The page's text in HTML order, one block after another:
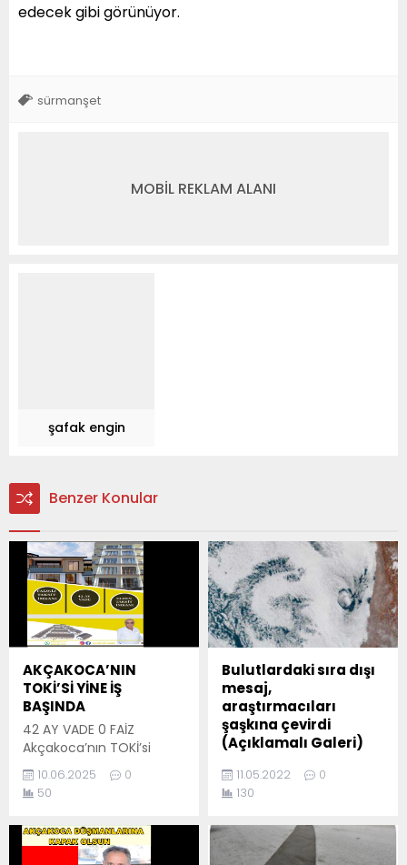
edecek gibi görünüyor.
sürmanşet
MOBİL REKLAM ALANI
şafak engin
Benzer Konular
AKÇAKOCA’NIN
TOKİ’Sİ YİNE İŞ
BAŞINDA
42 AY VADE 0 FAİZ
Akçakoca’nın TOKİ’si
olarak bilinen Pandul
İnşaat, sahibi Abdulkadir
Pandul ile birlikte yeni
projeleriyle dikkat çekiyor.
Akçakoca’da yürütülen
projeler, hem yerel halkın
10.06.2025
0
50
Bulutlardaki sıra dışı
mesaj,
araştırmacıları
şaşkına çevirdi
(Açıklamalı Galeri)
Bu alana eklemiş
olduğunuz haberle ilgili
kısa bir özet bilgisi
ekleyebilirsiniz. Bu metin
yazı düzenleme
sayfasında "Özet"
11.05.2022
0
130